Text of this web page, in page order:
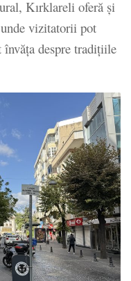
Kırklareli oferă și
vizitatorii pot
despre tradițiile